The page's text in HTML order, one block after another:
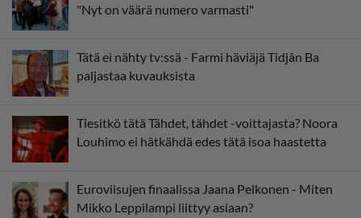
"Nyt on väärä numero varmasti"
Tätä ei nähty tv:ssä - Farmi häviäjä Tidjân Ba
paljastaa kuvauksista
Tiesitkö tätä Tähdet, tähdet -voittajasta? Noora
Louhimo ei hätkähdä edes tätä isoa haastetta
Euroviisujen finaalissa Jaana Pelkonen - Miten
Mikko Leppilampi liittyy asiaan?